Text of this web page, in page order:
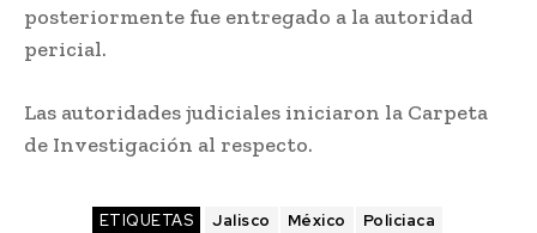
posteriormente fue entregado a la autoridad
pericial.
Las autoridades judiciales iniciaron la Carpeta
de Investigación al respecto.
ETIQUETAS Jalisco México
Policiaca